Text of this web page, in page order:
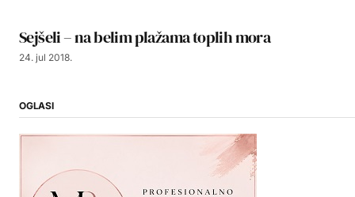
Sejšeli – na belim plažama toplih mora
24. jul 2018.
OGLASI